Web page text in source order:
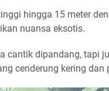
hingga 15 meter
nuansa eksotis.
cantik dipandang, tapi
cenderung kering dan